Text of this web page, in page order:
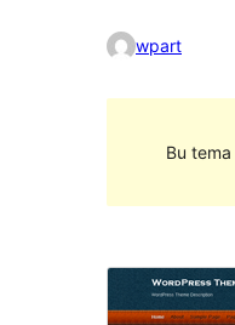
wpart
Bu tema